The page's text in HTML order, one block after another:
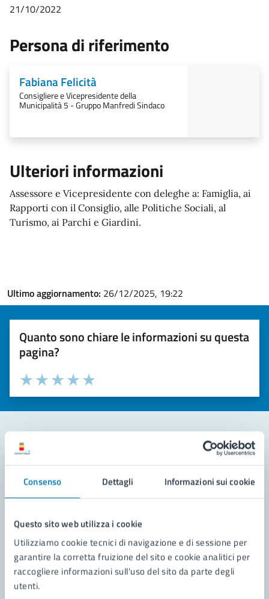
Consenso Dettagli Informazioni sui cookie
Questo sito web utilizza i cookie
Utilizziamo cookie tecnici di navigazione e di sessione per
garantire la corretta fruizione del sito e cookie analitici per
raccogliere informazioni sull'uso del sito da parte degli
utenti.
21/10/2022
Persona di riferimento
Fabiana Felicità
Consigliere e Vicepresidente della
Municipalità 5 - Gruppo Manfredi Sindaco
Ulteriori informazioni
Assessore e Vicepresidente con deleghe a: Famiglia, ai
Rapporti con il Consiglio, alle Politiche Sociali, al
Turismo, ai Parchi e Giardini.
Ultimo aggiornamento: 26/12/2025, 19:22
Quanto sono chiare le informazioni su questa
pagina?
Valuta la chiarezza delle informazioni (da 1 a 5 stelle)
Seleziona il numero di stelle per valutare la chiarezza delle
Valuta 5 stelle su 5
Valuta 4 stelle su 5
Valuta 3 stelle su 5
Valuta 2 stelle su 5
Valuta 1 stelle su 5
Leggi le domande frequenti
Prenota appuntamento
Problemi in città